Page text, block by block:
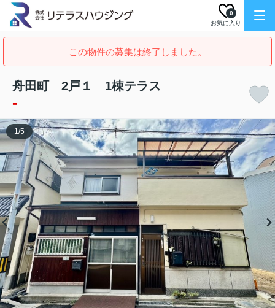
お気に入り
0
この物件の募集は終了しました。
舟田町 2戸１ 1棟テラス
-
1/5